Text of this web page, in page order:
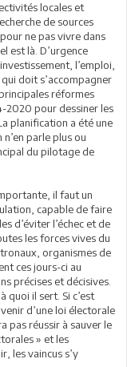
locales et
de sources
ne pas vivre dans
est là. D’urgence
l’emploi,
doit s’accompagner
réformes
2020 pour dessiner les
planification a été une
parle plus ou
du pilotage de
il faut un
capable de faire
d’éviter l’échec et de
les forces vives du
organismes de
ces jours-ci au
précises et décisives.
quoi il sert. Si c’est
d’une loi électorale
pas réussir à sauver le
» et les
les vaincus s’y